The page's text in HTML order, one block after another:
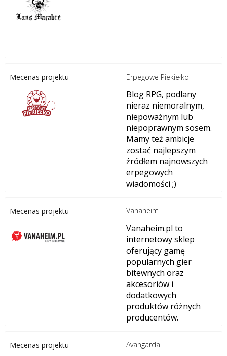
Mecenas projektu Erpegowe Piekiełko
Blog RPG, podlany
nieraz niemoralnym,
niepoważnym lub
niepoprawnym sosem.
Mamy też ambicje
zostać najlepszym
źródłem najnowszych
erpegowych
wiadomości ;)
Mecenas projektu Vanaheim
Vanaheim.pl to
internetowy sklep
oferujący gamę
popularnych gier
bitewnych oraz
akcesoriów i
dodatkowych
produktów różnych
producentów.
Mecenas projektu Avangarda